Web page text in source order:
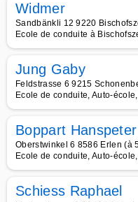
Widmer
Sandbänkli 12 9220
Ecole de conduite à
Jung Gaby
Feldstrasse 6 9215
Ecole de conduite, Auto-
Boppart Hanspeter
Oberstwinkel 6 8586 Erlen (à
Ecole de conduite, Auto-
Schiess Raphael